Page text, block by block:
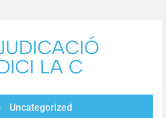
LA C
Uncategorized